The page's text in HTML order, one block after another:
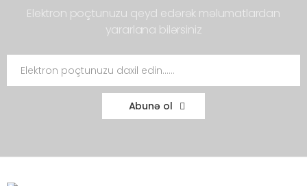
Elektron poçtunuzu qeyd edərək məlumatlardan
yararlana bilərsiniz
Abunə ol